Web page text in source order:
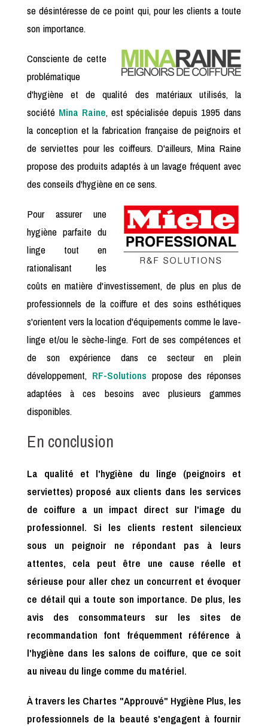
se désintéresse de ce point qui, pour les clients a toute
son importance.
Consciente de cette
problématique
d'hygiène et de qualité des matériaux utilisés, la
société Mina Raine, est spécialisée depuis 1995 dans
la conception et la fabrication française de peignoirs et
de serviettes pour les coiffeurs. D'ailleurs, Mina Raine
propose des produits adaptés à un lavage fréquent avec
des conseils d'hygiène en ce sens.
Pour assurer une
hygiène parfaite du
linge tout en
rationalisant les
coûts en matière d'investissement, de plus en plus de
professionnels de la coiffure et des soins esthétiques
s'orientent vers la location d'équipements comme le lave-
linge et/ou le sèche-linge. Fort de ses compétences et
de son expérience dans ce secteur en plein
développement, RF-Solutions propose des réponses
adaptées à ces besoins avec plusieurs gammes
disponibles.
En conclusion
La qualité et l'hygiène du linge (peignoirs et
serviettes) proposé aux clients dans les services
de coiffure a un impact direct sur l'image du
professionnel. Si les clients restent silencieux
sous un peignoir ne répondant pas à leurs
attentes, cela peut être une cause réelle et
sérieuse pour aller chez un concurrent et évoquer
ce détail qui a toute son importance. De plus, les
avis des consommateurs sur les sites de
recommandation font fréquemment référence à
l'hygiène dans les salons de coiffure, que ce soit
au niveau du linge comme du matériel.
À travers les Chartes "Approuvé" Hygiène Plus, les
professionnels de la beauté s'engagent à fournir